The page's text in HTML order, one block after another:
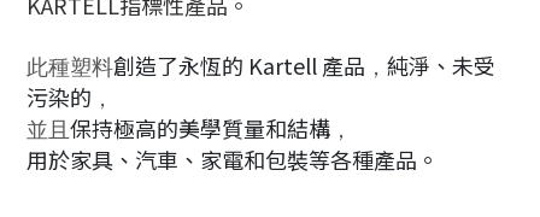
此種塑料創造了永恆的 Kartell 產品 ， 純淨、未受
污染的 ，
並且保持極高的美學質量和結構 ，
用於家具、汽車、家電和包裝等各種產品。